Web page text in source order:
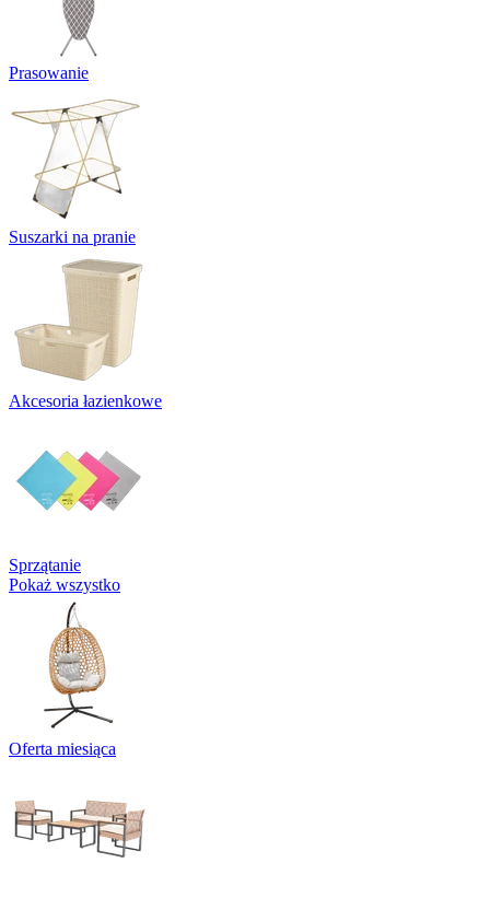
Prasowanie
Suszarki na pranie
Akcesoria łazienkowe
Sprzątanie
Pokaż wszystko
Oferta miesiąca